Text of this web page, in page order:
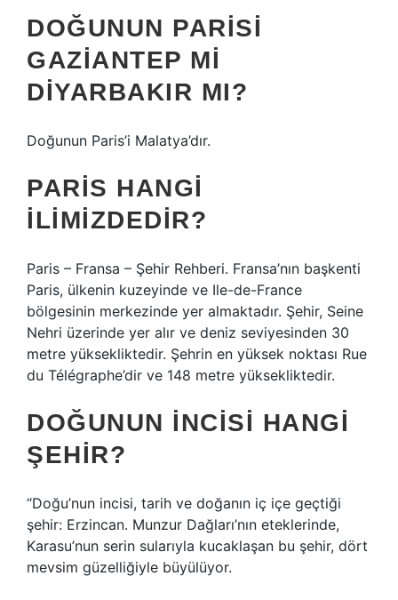
DOĞUNUN PARISI
GAZIANTEP MI
DIYARBAKIR MI?
Doğunun Paris’i Malatya’dır.
PARIS HANGI
ILIMIZDEDIR?
Paris – Fransa – Şehir Rehberi. Fransa’nın başkenti
Paris, ülkenin kuzeyinde ve Ile-de-France
bölgesinin merkezinde yer almaktadır. Şehir, Seine
Nehri üzerinde yer alır ve deniz seviyesinden 30
metre yüksekliktedir. Şehrin en yüksek noktası Rue
du Télégraphe’dir ve 148 metre yüksekliktedir.
DOĞUNUN İNCISI HANGI
ŞEHIR?
“Doğu’nun incisi, tarih ve doğanın iç içe geçtiği
şehir: Erzincan. Munzur Dağları’nın eteklerinde,
Karasu’nun serin sularıyla kucaklaşan bu şehir, dört
mevsim güzelliğiyle büyülüyor.